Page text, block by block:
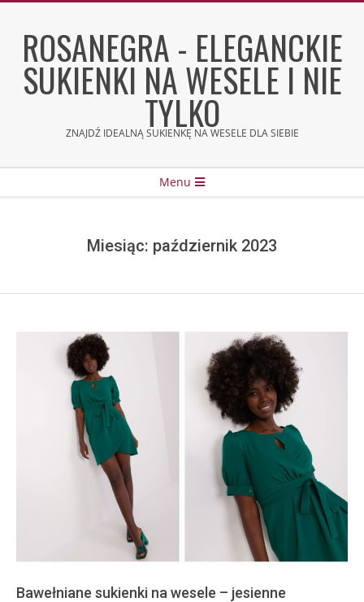
contentROSANEGRA - ELEGANCKIE
SUKIENKI NA WESELE I NIE
TYLKO
ZNAJDŹ IDEALNĄ SUKIENKĘ NA WESELE DLA SIEBIE
Menu
Miesiąc: październik 2023
Bawełniane sukienki na wesele – jesienne